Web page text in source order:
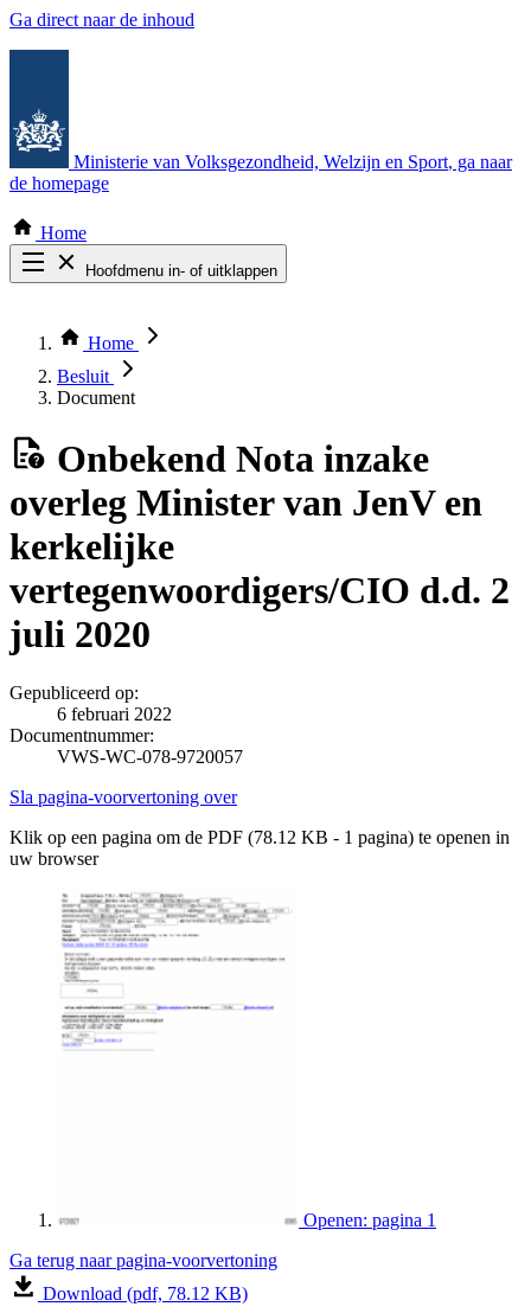
Ga direct naar de inhoud
Ministerie van Volksgezondheid, Welzijn en Sport, ga naar
de homepage
Home
Hoofdmenu in- of uitklappen
Thema COVID-19
Bekijk per bestuursorgaan
Home
Besluit
Document
Onbekend Nota inzake
overleg Minister van JenV en
kerkelijke
vertegenwoordigers/CIO d.d. 2
juli 2020
Gepubliceerd op:
6 februari 2022
Documentnummer:
VWS-WC-078-9720057
Sla pagina-voorvertoning over
Klik op een pagina om de PDF (78.12 KB - 1 pagina) te openen in
uw browser
Openen: pagina 1
Ga terug naar pagina-voorvertoning
Download (pdf, 78.12 KB)